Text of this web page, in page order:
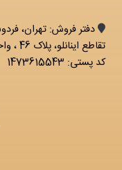
دفتر فروش: تهران،
تقاطع اینانلو، پلاک 46 ، واحد 20
کد پستی: 1473615543